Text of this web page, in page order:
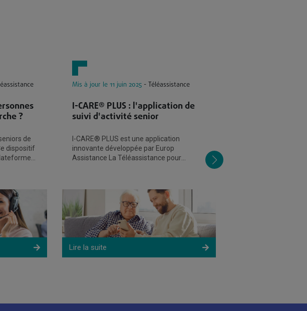
?
de
dispositif
Mis à jour le 11 juin 2025 - Téléassistance
I-CARE® PLUS : l'application de
suivi d'activité senior
I-CARE® PLUS est une application
innovante développée par Europ
Assistance La Téléassistance pour
Lire la suite